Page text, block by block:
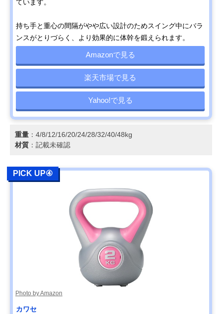
ています。
持ち手と重心の間隔がやや広い設計のためスイング中にバラ
ンスがとりづらく、より効果的に体幹を鍛えられます。
Amazonで見る
楽天市場で見る
Yahoo!で見る
重量 ：4/8/12/16/20/24/28/32/40/48kg
材質 ：記載未確認
PICK UP④
Photo by Amazon
カワセ